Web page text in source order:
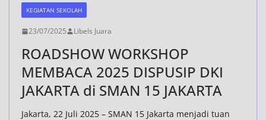
KEGIATAN SEKOLAH
23/07/2025 Libels Juara
ROADSHOW WORKSHOP
MEMBACA 2025 DISPUSIP DKI
JAKARTA di SMAN 15 JAKARTA
Jakarta, 22 Juli 2025 – SMAN 15 Jakarta menjadi tuan